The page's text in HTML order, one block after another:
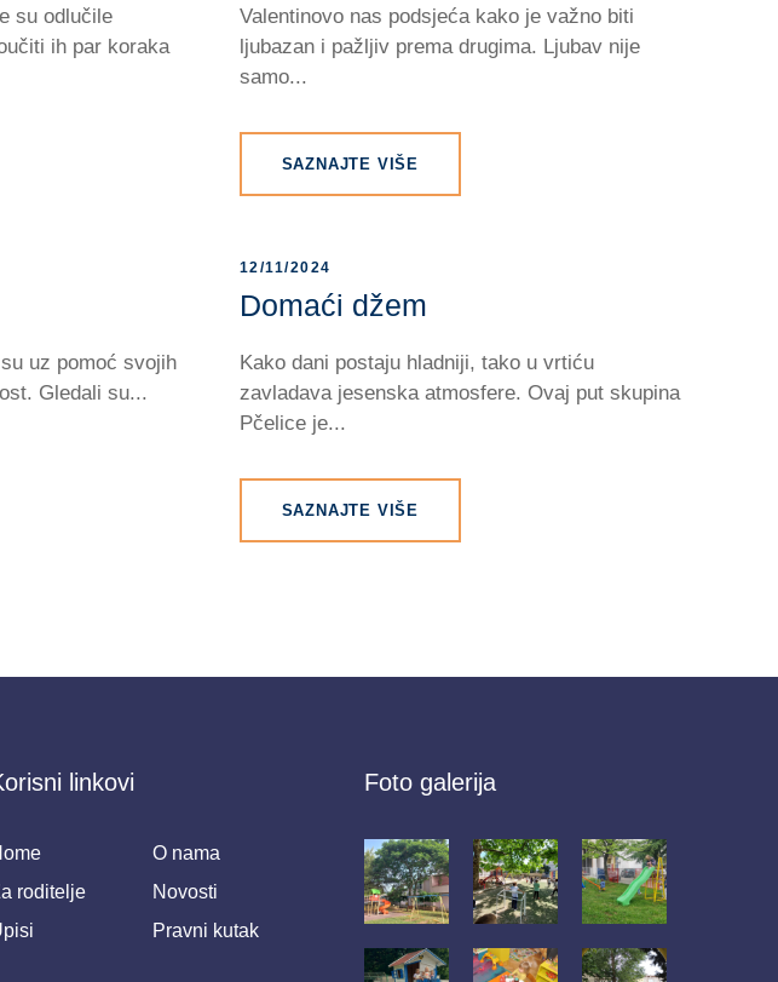
su odlučile
ih par koraka
Valentinovo nas podsjeća kako je važno biti
ljubazan i pažljiv prema drugima. Ljubav nije
samo...
SAZNAJTE VIŠE
uz pomoć svojih
Gledali su...
12/11/2024
Domaći džem
Kako dani postaju hladniji, tako u vrtiću
zavladava jesenska atmosfere. Ovaj put skupina
Pčelice je...
SAZNAJTE VIŠE
linkovi
O nama
roditelje
Novosti
Pravni kutak
Foto galerija